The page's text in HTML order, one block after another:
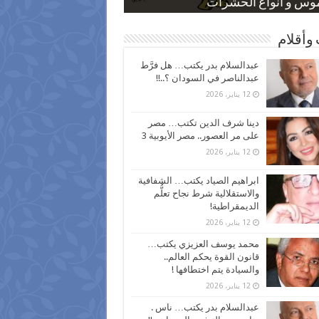
و أنواع الحشرات
بعد ارتفاع الأسعار
نسبة الطلاق في مصر
كاركاتيرية
كاركاتيرية
وأقلام
عبدالسلام بدر يكتب… هل فرَّط
عبدالناصر في السودان ؟..!!
12 يناير، 2026
دينا شرف الدين تكتب… مصر
على مر العصور.. مصر الأيوبية 3
12 يناير، 2026
ابراهيم الصياد يكتب… الشفافية
والاستقلالية شرط نجاح تعلُّم
الديمقراطية!
12 يناير، 2026
محمد يوسف العزيزي يكتب…
قانون القوة يحكم العالم..
والسيادة يتم اختطافها !
12 يناير، 2026
عبدالسلام بدر يكتب… ناس .